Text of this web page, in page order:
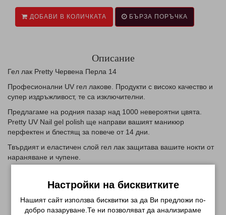
ДОБАВИ В КОЛИЧКАТА БЪРЗА ПОРЪЧКА
Описание
Гел лак Pretty Червена Перла 14
Професионални UV гел лаковe. Продукти с високо качество и
супер издръжливост, те са изключителни.
Предлагаме на родния пазар над 1000 невероятни цвята.
Pretty UV Nail gel polish ще направи вашият маникюр
перфектен и блестящ за повече от 14 дни.
Твърдият и еластичен слой гел лак защитава вашите нокти от
нараняване и чупене.
Настройки на бисквитките
Нашият сайт използва бисквитки за да Ви предложи по-
добро пазаруване.Те ни позволяват да анализираме